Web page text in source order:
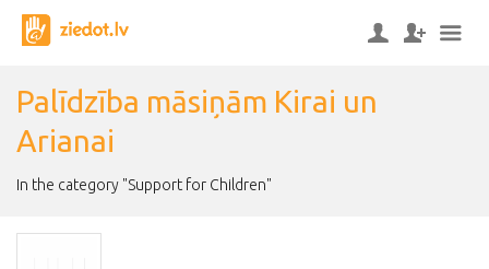
Palīdzība māsiņām Kirai un
Arianai
In the category "Support for Children"